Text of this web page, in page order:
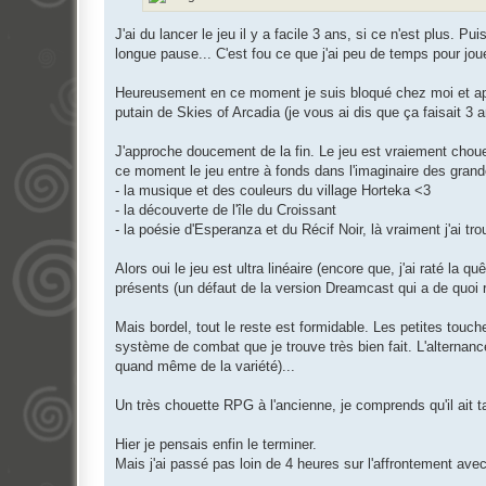
J'ai du lancer le jeu il y a facile 3 ans, si ce n'est plus.
longue pause... C'est fou ce que j'ai peu de temps pour
Heureusement en ce moment je suis bloqué chez moi et
putain de Skies of Arcadia (je vous ai dis que ça faisait 3
J'approche doucement de la fin. Le jeu est vraiement
ce moment le jeu entre à fonds dans l'imaginaire des
- la musique et des couleurs du village Horteka <3
- la découverte de l'île du Croissant
- la poésie d'Esperanza et du Récif Noir, là vraiment j'ai
Alors oui le jeu est ultra linéaire (encore que, j'ai raté la
présents (un défaut de la version Dreamcast qui a de
Mais bordel, tout le reste est formidable. Les petites
système de combat que je trouve très bien fait.
quand même de la variété)...
Un très chouette RPG à l'ancienne, je comprends qu'il ait
Hier je pensais enfin le terminer.
Mais j'ai passé pas loin de 4 heures sur l'affrontement